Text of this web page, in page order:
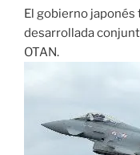
El gobierno japonés
desarrollada
OTAN.